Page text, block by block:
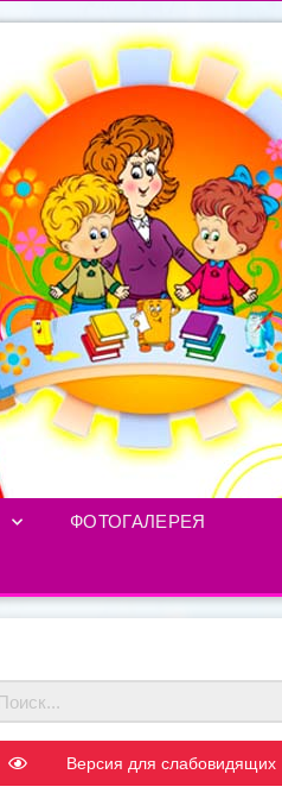
ФОТОГАЛЕРЕЯ
Версия для слабовидящих